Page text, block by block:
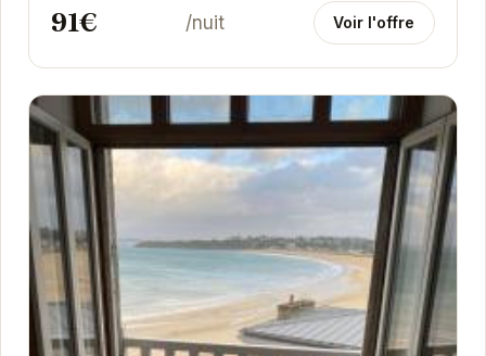
91€ /nuit Voir l'offre